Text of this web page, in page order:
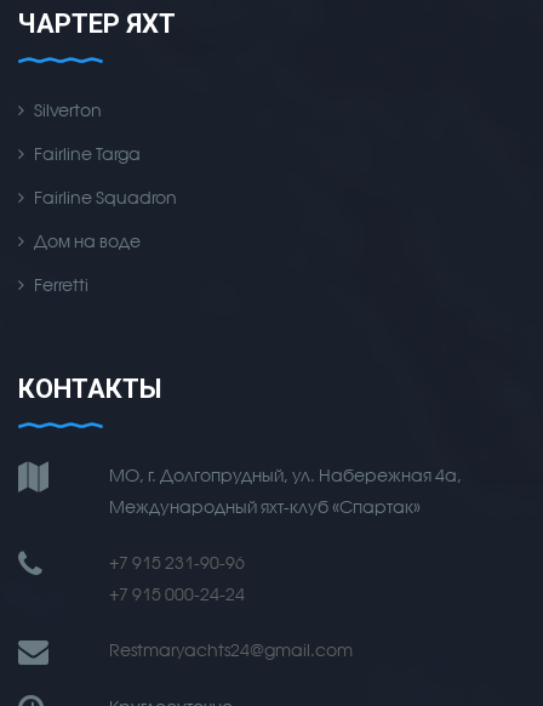
ЧАРТЕР ЯХТ
Silverton
Fairline Targa
Fairline Squadron
Дом на воде
Ferretti
КОНТАКТЫ
МО, г. Долгопрудный, ул. Набережная 4а,
Международный яхт-клуб «Спартак»
+7 915 231-90-96
+7 915 000-24-24
Restmaryachts24@gmail.com